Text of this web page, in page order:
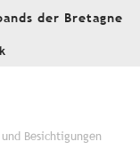
der Bretagne
Besichtigungen